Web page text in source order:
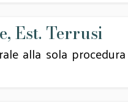
Est. Terrusi
alla sola